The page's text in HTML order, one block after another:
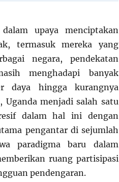
upaya menciptakan
termasuk mereka yang
negara, pendekatan
menghadapi banyak
daya hingga kurangnya
Uganda menjadi salah satu
dalam hal ini dengan
pengantar di sejumlah
paradigma baru dalam
ruang partisipasi
pendengaran.